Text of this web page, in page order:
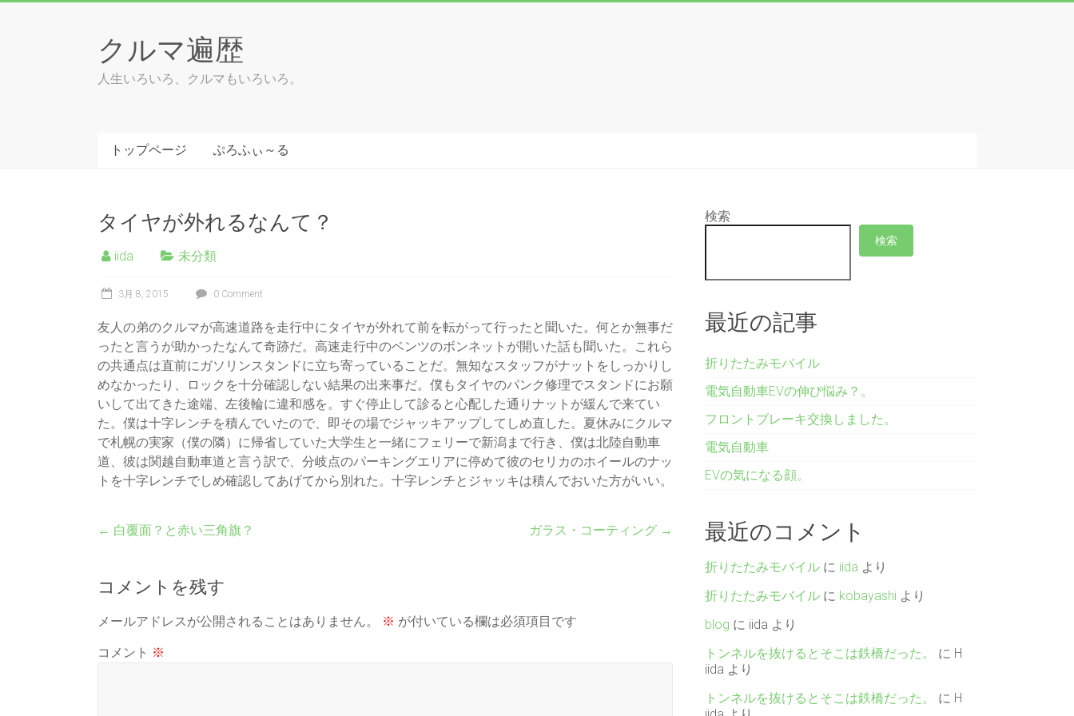
クルマ遍歴
人生いろいろ、クルマもいろいろ。
トップページ ぷろふぃ～る
タイヤが外れるなんて？
iida 未分類
3月 8, 2015 0 Comment
友人の弟のクルマが高速道路を走行中にタイヤが外れて前を転がって行ったと聞いた。何とか無事だ
ったと言うが助かったなんて奇跡だ。高速走行中のベンツのボンネットが開いた話も聞いた。これら
の共通点は直前にガソリンスタンドに立ち寄っていることだ。無知なスタッフがナットをしっかりし
めなかったり、ロックを十分確認しない結果の出来事だ。僕もタイヤのパンク修理でスタンドにお願
いして出てきた途端、左後輪に違和感を。すぐ停止して診ると心配した通りナットが緩んで来てい
た。僕は十字レンチを積んでいたので、即その場でジャッキアップしてしめ直した。夏休みにクルマ
で札幌の実家（僕の隣）に帰省していた大学生と一緒にフェリーで新潟まで行き、僕は北陸自動車
道、彼は関越自動車道と言う訳で、分岐点のパーキングエリアに停めて彼のセリカのホイールのナッ
トを十字レンチでしめ確認してあげてから別れた。十字レンチとジャッキは積んでおいた方がいい。
← 白覆面？と赤い三角旗？ ガラス・コーティング →
コメントを残す
メールアドレスが公開されることはありません。 ※ が付いている欄は必須項目です
コメント ※
検索
検索
最近の記事
折りたたみモバイル
電気自動車EVの伸び悩み？。
フロントブレーキ交換しました。
電気自動車
EVの気になる顔。
最近のコメント
折りたたみモバイル に iida より
折りたたみモバイル に kobayashi より
blog に iida より
トンネルを抜けるとそこは鉄橋だった。
に H
iida より
トンネルを抜けるとそこは鉄橋だった。
に H